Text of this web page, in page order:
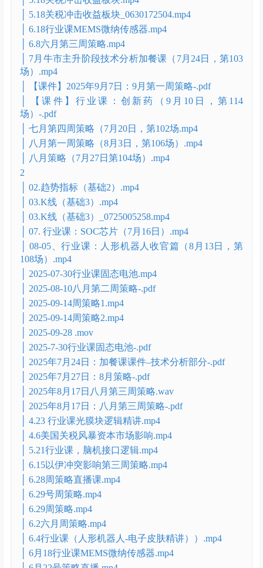
│ 2025-09-07 周策略.mov
│ 2025-09-21 .mov
│ 2025-09-24 214514.mov
│ 2025年8月3日：八月第一周策略-.pdf
│ 4.20可控方向投资机会.mp4
│ 4.27五月周策略.mp4
│ 5.11下周行情风险提示印巴冲突点评算力投资.mp4
│ 5.18关税冲击收益板块.mp4
│ 5.18关税冲击收益板块_0630172504.mp4
│ 6.18行业课MEMS微纳传感器.mp4
│ 6.8六月第三周策略.mp4
│ 7月牛市主升阶段技术分析加餐课（7月24日，第103
场）.mp4
│ 【课件】2025年9月7日：9月第一周策略-.pdf
│ 【课件】行业课：创新药（9月10日，第114
场）-.pdf
│ 七月第四周策略（7月20日，第102场.mp4
│ 八月第一周策略（8月3日，第106场）.mp4
│ 八月策略（7月27日第104场）.mp4
2
│ 02.趋势指标（基础2）.mp4
│ 03.K线（基础3）.mp4
│ 03.K线（基础3）_0725005258.mp4
│ 07. 行业课：SOC芯片（7月16日）.mp4
│ 08-05、行业课：人形机器人收官篇（8月13日，第
108场）.mp4
│ 2025-07-30行业课固态电池.mp4
│ 2025-08-10八月第二周策略-.pdf
│ 2025-09-14周策略1.mp4
│ 2025-09-14周策略2.mp4
│ 2025-09-28 .mov
│ 2025-7-30行业课固态电池-.pdf
│ 2025年7月24日：加餐课课件–技术分析部分-.pdf
│ 2025年7月27日：8月策略-.pdf
│ 2025年8月17日八月第三周策略.wav
│ 2025年8月17日：八月第三周策略-.pdf
│ 4.23 行业课光膜块逻辑精讲.mp4
│ 4.6美国关税风暴资本市场影响.mp4
│ 5.21行业课，脑机接口逻辑.mp4